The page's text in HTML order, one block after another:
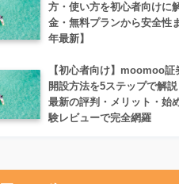
方・使い方を初心者向けに
金・無料プランから安全性
年最新】
【初心者向け】moomoo証
開設方法を5ステップで解
最新の評判・メリット・始
験レビューで完全網羅